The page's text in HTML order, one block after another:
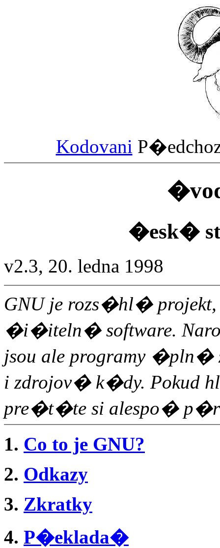
Kodovani
�esk�
v2.3, 20. ledna 1998
GNU je rozs�hl�
�i�iteln� software.
jsou ale programy �pln�
i zdrojov� k�dy. Pokud
pre�t�te si alespo�
1. Co to je GNU?
2. Odkazy
3. Zkratky
4. P�eklada�